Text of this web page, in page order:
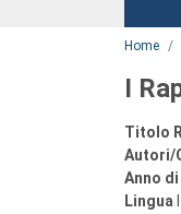
Home
I
Titolo
Autori/
Anno
Lingua